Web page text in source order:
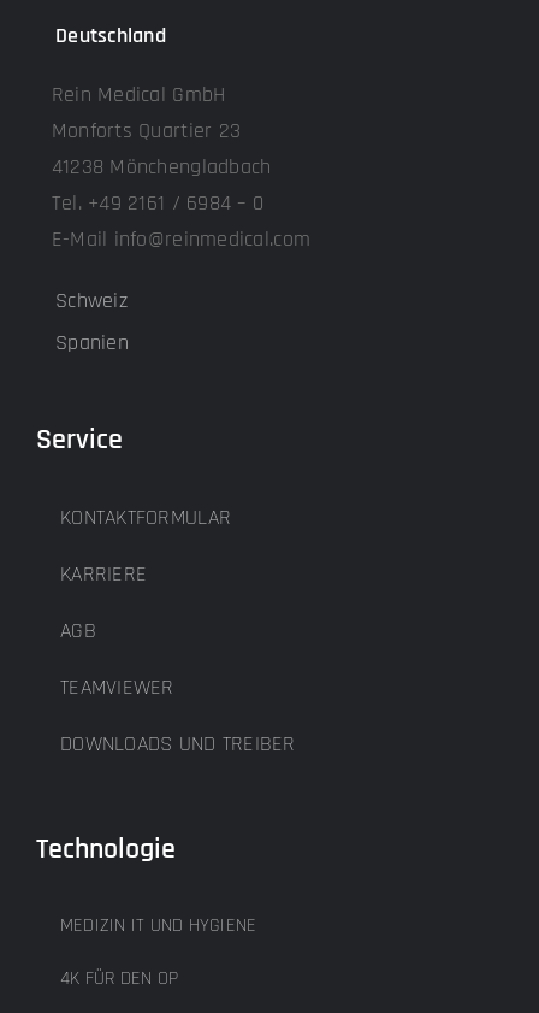
Deutschland
Rein Medical GmbH
Monforts Quartier 23
41238 Mönchengladbach
Tel. +49 2161 / 6984 – 0
E-Mail info@reinmedical.com
Schweiz
Spanien
Service
KONTAKTFORMULAR
KARRIERE
AGB
TEAMVIEWER
DOWNLOADS UND TREIBER
Technologie
MEDIZIN IT UND HYGIENE
4K FÜR DEN OP